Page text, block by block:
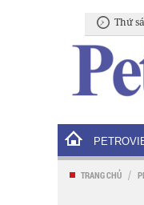
Thứ
TRANG CHỦ /